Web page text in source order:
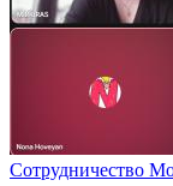
Сотрудничество